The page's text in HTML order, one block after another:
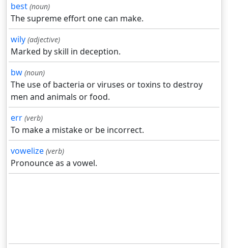
best (noun)
The supreme effort one can make.
wily (adjective)
Marked by skill in deception.
bw (noun)
The use of bacteria or viruses or toxins to destroy
men and animals or food.
err (verb)
To make a mistake or be incorrect.
vowelize (verb)
Pronounce as a vowel.